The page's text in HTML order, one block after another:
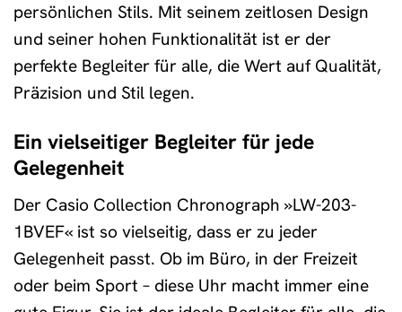
persönlichen Stils. Mit seinem zeitlosen Design
und seiner hohen Funktionalität ist er der
perfekte Begleiter für alle, die Wert auf Qualität,
Präzision und Stil legen.
Ein vielseitiger Begleiter für jede
Gelegenheit
Der Casio Collection Chronograph »LW-203-
1BVEF« ist so vielseitig, dass er zu jeder
Gelegenheit passt. Ob im Büro, in der Freizeit
oder beim Sport – diese Uhr macht immer eine